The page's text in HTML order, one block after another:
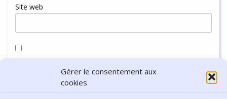
Gérer le consentement aux
cookies
Site web
navigateur pour mon prochain commentaire.